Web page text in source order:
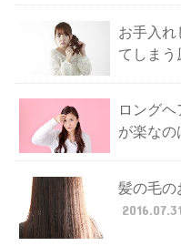
お手入れ
てしまう
ロング
が楽なの
髪の毛の
2016.07.31